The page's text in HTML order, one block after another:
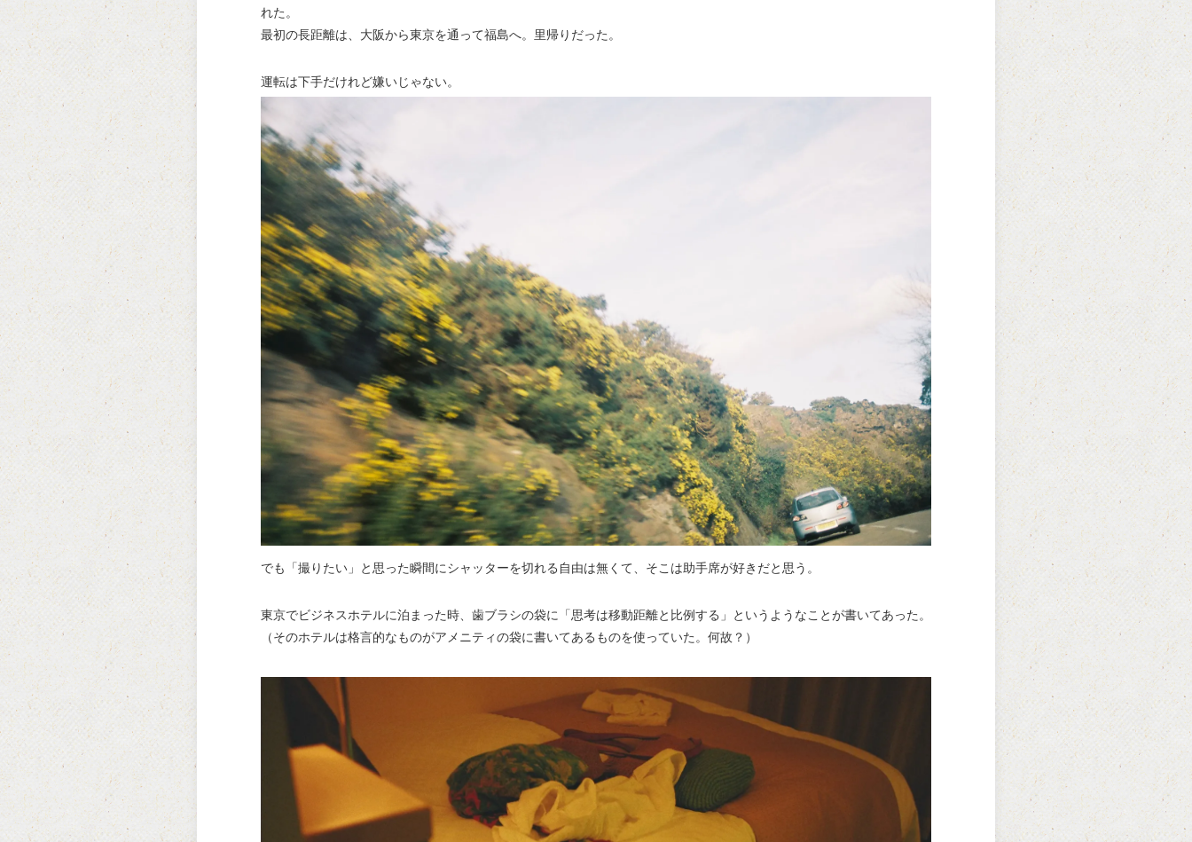
れた。
最初の長距離は、大阪から東京を通って福島へ。里帰りだった。
運転は下手だけれど嫌いじゃない。
でも「撮りたい」と思った瞬間にシャッターを切れる自由は無くて、そこは助手席が好きだと思う。
東京でビジネスホテルに泊まった時、歯ブラシの袋に「思考は移動距離と比例する」というようなことが書いてあった。
（そのホテルは格言的なものがアメニティの袋に書いてあるものを使っていた。何故？）